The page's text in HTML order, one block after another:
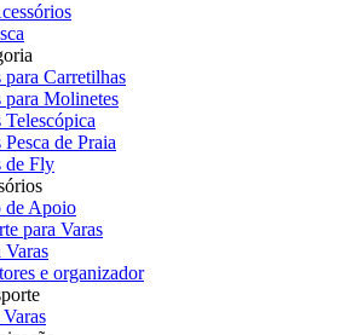
para Carretilhas
para Molinetes
Telescópica
Pesca de Praia
de Fly
de Apoio
para Varas
Varas
e organizador